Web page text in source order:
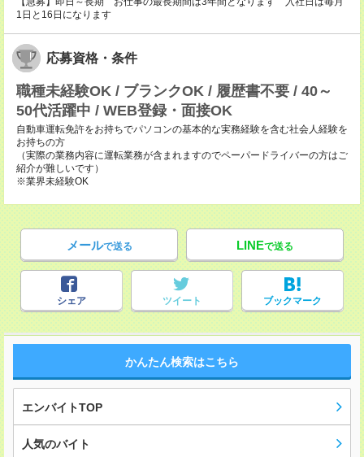
1日と16日になります
応募資格・条件
職種未経験OK / ブランクOK / 履歴書不要 / 40～
50代活躍中 / WEB登録・面接OK
自動車運転免許をお持ちでパソコンの基本的な実務経験を含む社会人経験を
お持ちの方
（実際の業務内容に運転業務が含まれますのでペーパードライバーの方はご
紹介が難しいです）
※業界未経験OK
メールで送る LINEで送る
シェア ツイート ブックマーク
かんたん検索はこちら
エンバイトTOP
人気のバイト